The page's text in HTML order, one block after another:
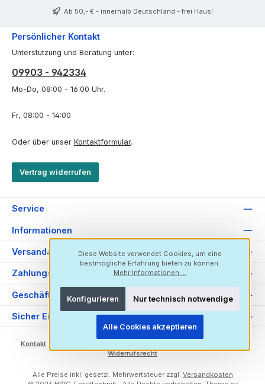
Ab 50,- € - innerhalb Deutschland - frei Haus!
Persönlicher Kontakt
Unterstützung und Beratung unter:
09903 - 942334
Mo-Do, 08:00 - 16:00 Uhr.
Fr, 08:00 - 14:00
Oder über unser Kontaktformular.
Vertrag widerrufen
Service
Informationen
Versandarten
Zahlungsarten
Geschäftsadresse
Sicher Einkaufen
Kontakt
Widerrufsrecht
Alle Preise inkl. gesetzl. Mehrwertsteuer zzgl. Versandkosten
Diese Website verwendet Cookies, um eine
bestmögliche Erfahrung bieten zu können.
Mehr Informationen ...
Nur technisch notwendige
Konfigurieren
Alle Cookies akzeptieren